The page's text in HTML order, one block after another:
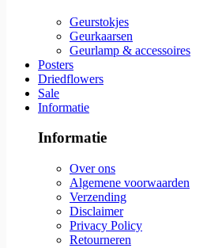
Geurstokjes
Geurkaarsen
Geurlamp & accessoires
Posters
Driedflowers
Sale
Informatie
Informatie
Over ons
Algemene voorwaarden
Verzending
Disclaimer
Privacy Policy
Retourneren